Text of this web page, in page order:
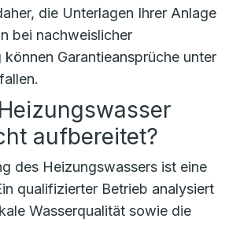
die Unterlagen Ihrer Anlage
bei nachweislicher
können Garantieansprüche unter
aufbereitet?
des Heizungswassers ist eine
qualifizierter Betrieb analysiert
Wasserqualität sowie die